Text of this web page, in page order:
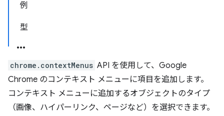
例
型
chrome.contextMenus API を使用して、Google
Chrome のコンテキスト メニューに項目を追加します。
コンテキスト メニューに追加するオブジェクトのタイプ
（画像、ハイパーリンク、ページなど）を選択できます。